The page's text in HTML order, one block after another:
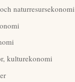
naturresursekonomi
kulturekonomi